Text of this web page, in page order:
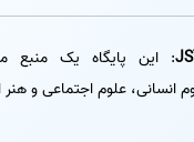
: این پایگاه یک منبع
انسانی، علوم اجتماعی و